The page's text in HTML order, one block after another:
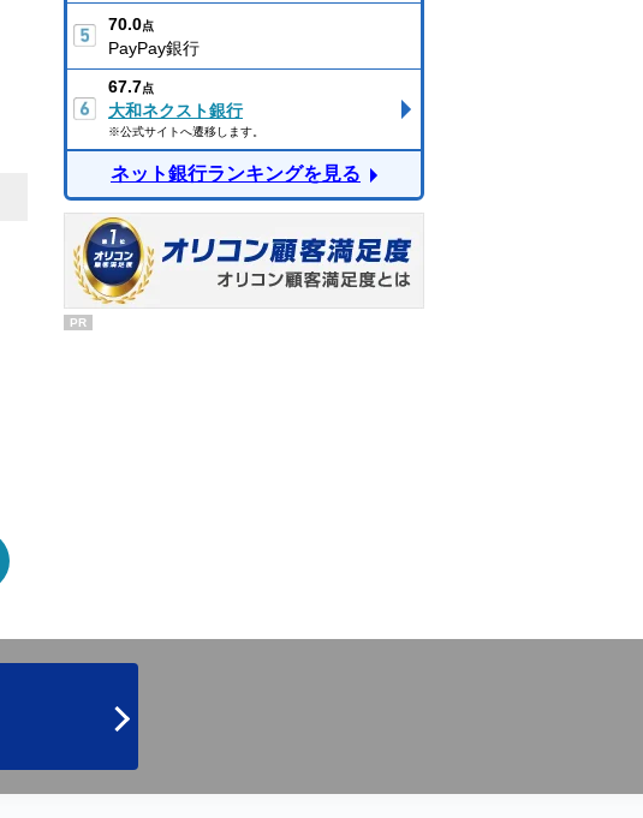
70.0点
PayPay銀行
67.7点
大和ネクスト銀行
※公式サイトへ遷移します。
ネット銀行ランキングを見る
PR